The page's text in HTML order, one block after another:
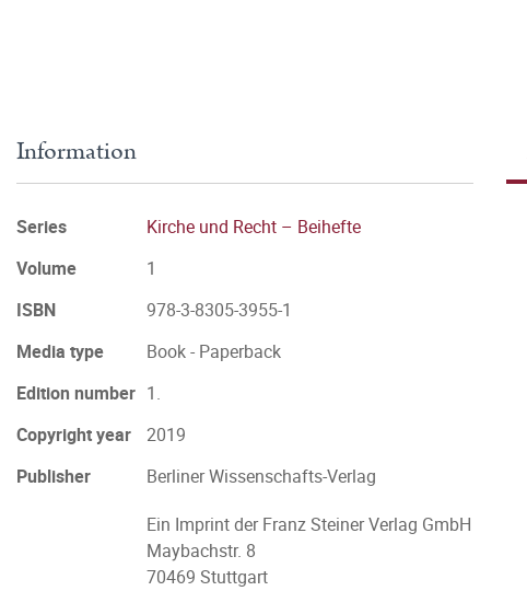
Information
Series
Kirche und Recht – Beihefte
Volume
1
ISBN
978-3-8305-3955-1
Media type
Book - Paperback
Edition number 1.
Copyright year
2019
Publisher
Berliner Wissenschafts-Verlag
Ein Imprint der Franz Steiner Verlag GmbH
Maybachstr. 8
70469 Stuttgart